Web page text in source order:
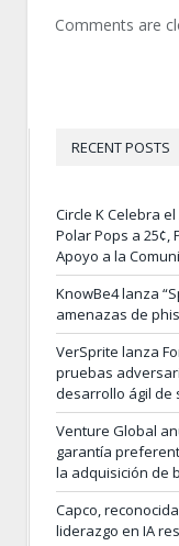
Comments are
RECENT POSTS
Circle K Celebra
Polar Pops a 25¢,
Apoyo a la
KnowBe4 lanza
amenazas de
VerSprite lanza
pruebas
desarrollo ágil de
Venture Global
garantía
la adquisición de
Capco,
liderazgo en IA